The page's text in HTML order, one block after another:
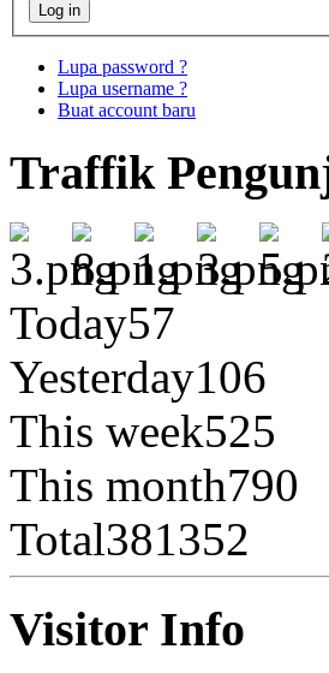
Lupa password ?
Lupa username ?
Buat account baru
Traffik
Today57
Yesterday106
This week525
This month790
Total381352
Visitor Info